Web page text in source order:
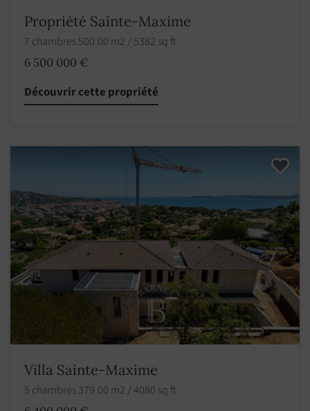
Propriété Sainte-Maxime
7 chambres 500.00 m2 / 5382 sq ft
6 500 000 €
Découvrir cette propriété
Villa Sainte-Maxime
5 chambres 379.00 m2 / 4080 sq ft